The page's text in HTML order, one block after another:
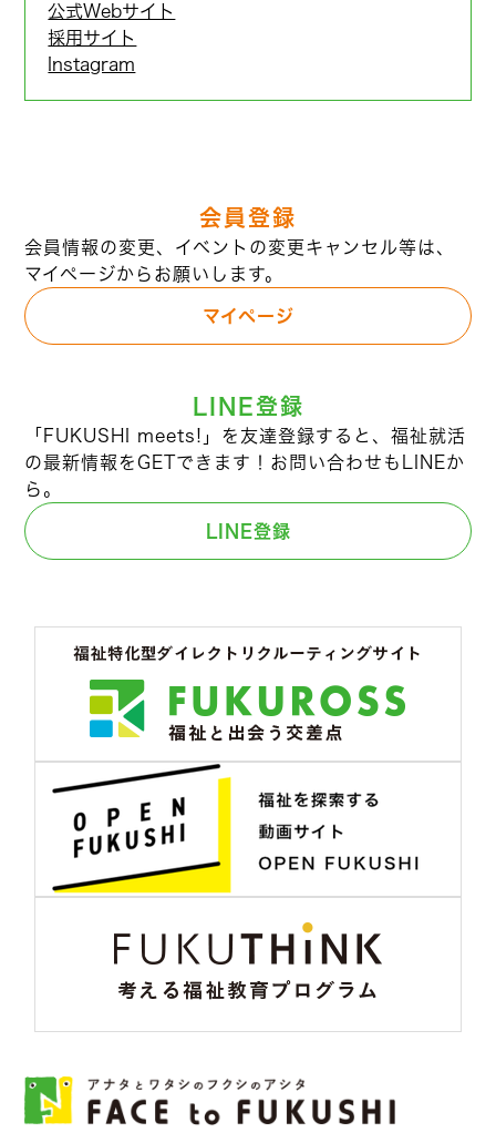
公式Webサイト
採用サイト
Instagram
会員登録
会員情報の変更、イベントの変更キャンセル等は、
マイページからお願いします。
マイページ
LINE登録
「FUKUSHI meets!」を友達登録すると、福祉就活
の最新情報をGETできます！お問い合わせもLINEか
ら。
LINE登録